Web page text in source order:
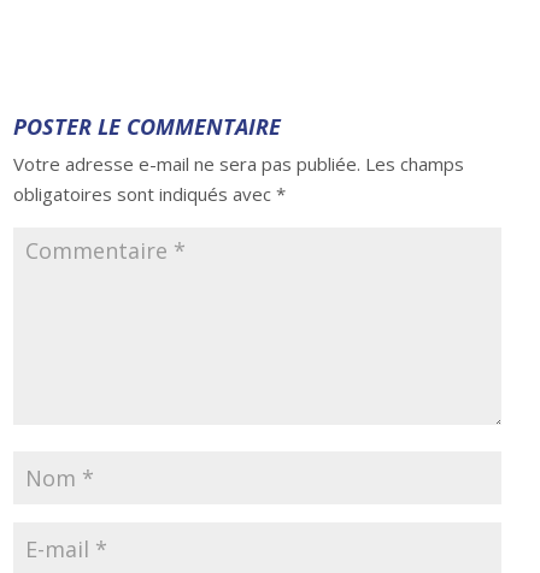
POSTER LE COMMENTAIRE
Votre adresse e-mail ne sera pas publiée. Les champs
obligatoires sont indiqués avec*